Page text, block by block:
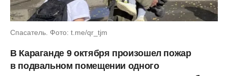
Спасатель. Фото: t.me/qr_tjm
В Караганде 9 октября произошел пожар
в подвальном помещении одного